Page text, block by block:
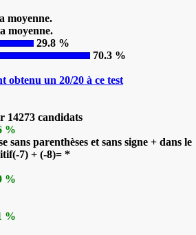
moyenne.
moyenne.
29.8 %
70.3 %
obtenu un 20/20 à ce test
14273 candidats
%
sans parenthèses et sans signe + dans le
7) + (-8)= *
%
%